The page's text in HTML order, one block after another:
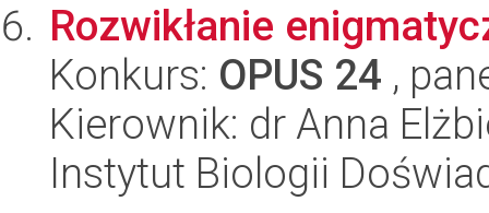
Rozwikłanie
Konkurs: OPUS 24 ,
Kierownik: dr Anna
Instytut Biologii